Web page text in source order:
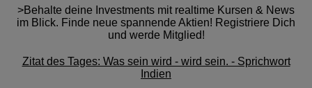
>Behalte deine Investments mit realtime Kursen & News
im Blick. Finde neue spannende Aktien! Registriere Dich
und werde Mitglied!
Zitat des Tages: Was sein wird - wird sein. - Sprichwort
Indien